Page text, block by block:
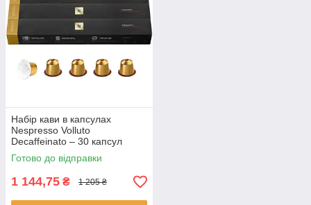
Набір кави в капсулах
Nespresso Volluto
Decaffeinato – 30 капсул
Готово до відправки
1 144,75 ₴ 1 205 ₴